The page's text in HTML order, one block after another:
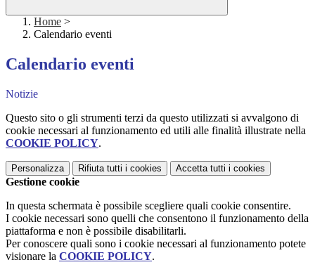
Home >
Calendario eventi
Calendario eventi
Notizie
Questo sito o gli strumenti terzi da questo utilizzati si avvalgono di
cookie necessari al funzionamento ed utili alle finalità illustrate nella
COOKIE POLICY.
Personalizza Rifiuta tutti i cookies Accetta tutti i cookies
Gestione cookie
In questa schermata è possibile scegliere quali cookie consentire.
I cookie necessari sono quelli che consentono il funzionamento della
piattaforma e non è possibile disabilitarli.
Per conoscere quali sono i cookie necessari al funzionamento potete
visionare la COOKIE POLICY.